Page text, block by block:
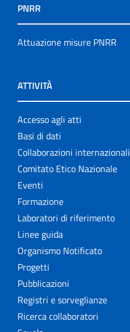
PNRR
Attuazione misure PNRR
ATTIVITÀ
Accesso agli atti
Basi di dati
Collaborazioni internazionali
Comitato Etico Nazionale
Eventi
Formazione
Laboratori di riferimento
Linee guida
Organismo Notificato
Progetti
Pubblicazioni
Registri e sorveglianze
Ricerca collaboratori